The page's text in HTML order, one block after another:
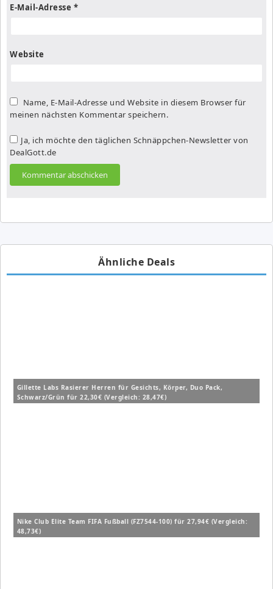
E-Mail-Adresse *
Website
Name, E-Mail-Adresse und Website in diesem Browser für
meinen nächsten Kommentar speichern.
Ja, ich möchte den täglichen Schnäppchen-Newsletter von
DealGott.de
Ähnliche Deals
Gillette Labs Rasierer Herren für Gesichts, Körper, Duo Pack,
Schwarz/Grün für 22,30€ (Vergleich: 28,47€)
Nike Club Elite Team FIFA Fußball (FZ7544-100) für 27,94€ (Vergleich:
48,73€)